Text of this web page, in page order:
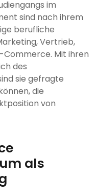
im
sind nach ihrem
berufliche
Vertrieb,
Mit ihren
des
sie gefragte
die
von
als